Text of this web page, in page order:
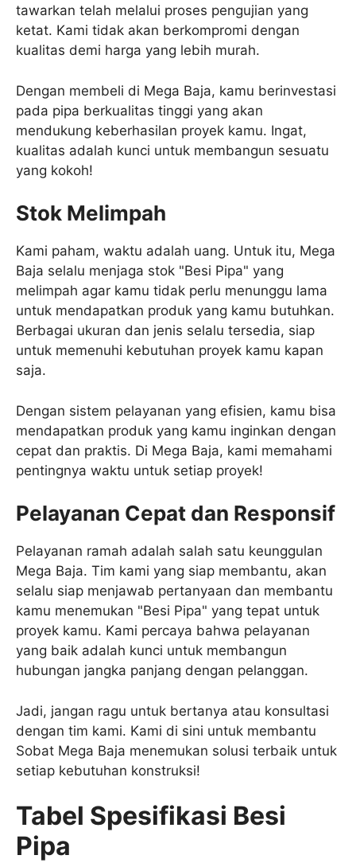
tawarkan telah melalui proses pengujian yang
ketat. Kami tidak akan berkompromi dengan
kualitas demi harga yang lebih murah.
Dengan membeli di Mega Baja, kamu berinvestasi
pada pipa berkualitas tinggi yang akan
mendukung keberhasilan proyek kamu. Ingat,
kualitas adalah kunci untuk membangun sesuatu
yang kokoh!
Stok Melimpah
Kami paham, waktu adalah uang. Untuk itu, Mega
Baja selalu menjaga stok "Besi Pipa" yang
melimpah agar kamu tidak perlu menunggu lama
untuk mendapatkan produk yang kamu butuhkan.
Berbagai ukuran dan jenis selalu tersedia, siap
untuk memenuhi kebutuhan proyek kamu kapan
saja.
Dengan sistem pelayanan yang efisien, kamu bisa
mendapatkan produk yang kamu inginkan dengan
cepat dan praktis. Di Mega Baja, kami memahami
pentingnya waktu untuk setiap proyek!
Pelayanan Cepat dan Responsif
Pelayanan ramah adalah salah satu keunggulan
Mega Baja. Tim kami yang siap membantu, akan
selalu siap menjawab pertanyaan dan membantu
kamu menemukan "Besi Pipa" yang tepat untuk
proyek kamu. Kami percaya bahwa pelayanan
yang baik adalah kunci untuk membangun
hubungan jangka panjang dengan pelanggan.
Jadi, jangan ragu untuk bertanya atau konsultasi
dengan tim kami. Kami di sini untuk membantu
Sobat Mega Baja menemukan solusi terbaik untuk
setiap kebutuhan konstruksi!
Tabel Spesifikasi Besi
Pipa